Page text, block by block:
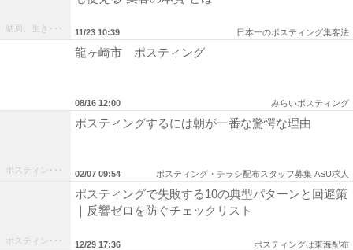
結局、生き･･･ 11/23 10:39 日本一のポスティング集客法
龍ヶ崎市 ポスティング
08/16 12:00 みらいポスティング
ポスティン･･･
ポスティングするには朝が一番な驚愕な理由
02/07 09:54 ポスティング・チラシ配布スタッフ募集 ASU求人
ポスティン･･･
ポスティングで失敗する10の典型パターンと回避策
｜反響ゼロを防ぐチェックリスト
12/29 17:36 ポスティングは東海配布